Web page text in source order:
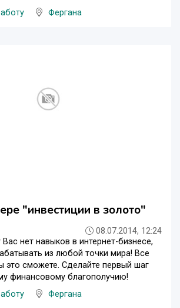
Фергана
"инвестиции в золото"
08.07.2014, 12:24
нет навыков в интернет-бизнесе,
из любой точки мира! Все
это сможете. Сделайте первый шаг
финансовому благополучию!
Фергана